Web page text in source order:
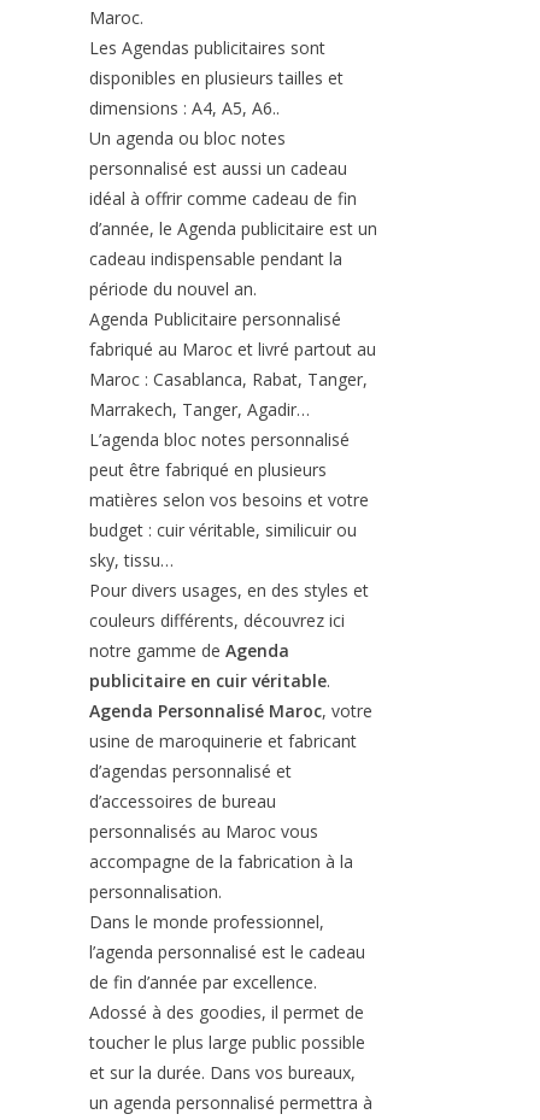
Maroc.
Les Agendas publicitaires sont
disponibles en plusieurs tailles et
dimensions : A4, A5, A6..
Un agenda ou bloc notes
personnalisé est aussi un cadeau
idéal à offrir comme cadeau de fin
d’année, le Agenda publicitaire est un
cadeau indispensable pendant la
période du nouvel an.
Agenda Publicitaire personnalisé
fabriqué au Maroc et livré partout au
Maroc : Casablanca, Rabat, Tanger,
Marrakech, Tanger, Agadir…
L’agenda bloc notes personnalisé
peut être fabriqué en plusieurs
matières selon vos besoins et votre
budget : cuir véritable, similicuir ou
sky, tissu…
Pour divers usages, en des styles et
couleurs différents, découvrez ici
notre gamme de Agenda
publicitaire en cuir véritable.
Agenda Personnalisé Maroc, votre
usine de maroquinerie et fabricant
d’agendas personnalisé et
d’accessoires de bureau
personnalisés au Maroc vous
accompagne de la fabrication à la
personnalisation.
Dans le monde professionnel,
l’agenda personnalisé est le cadeau
de fin d’année par excellence.
Adossé à des goodies, il permet de
toucher le plus large public possible
et sur la durée. Dans vos bureaux,
un agenda personnalisé permettra à